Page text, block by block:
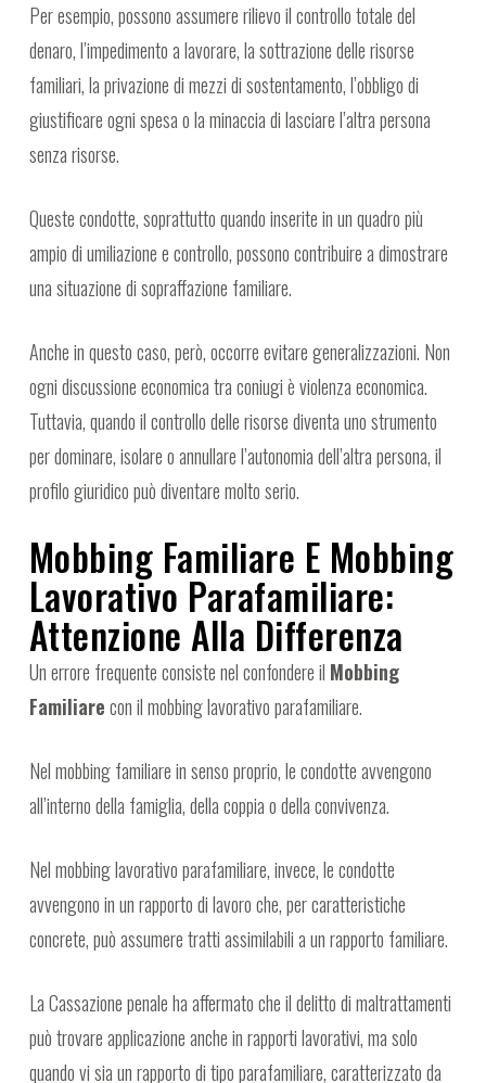
Per esempio, possono assumere rilievo il controllo totale del
denaro, l’impedimento a lavorare, la sottrazione delle risorse
familiari, la privazione di mezzi di sostentamento, l’obbligo di
giustificare ogni spesa o la minaccia di lasciare l’altra persona
senza risorse.
Queste condotte, soprattutto quando inserite in un quadro più
ampio di umiliazione e controllo, possono contribuire a dimostrare
una situazione di sopraffazione familiare.
Anche in questo caso, però, occorre evitare generalizzazioni. Non
ogni discussione economica tra coniugi è violenza economica.
Tuttavia, quando il controllo delle risorse diventa uno strumento
per dominare, isolare o annullare l’autonomia dell’altra persona, il
profilo giuridico può diventare molto serio.
Mobbing Familiare E Mobbing
Lavorativo Parafamiliare:
Attenzione Alla Differenza
Un errore frequente consiste nel confondere il Mobbing
Familiarecon il mobbing lavorativo parafamiliare.
Nel mobbing familiare in senso proprio, le condotte avvengono
all’interno della famiglia, della coppia o della convivenza.
Nel mobbing lavorativo parafamiliare, invece, le condotte
avvengono in un rapporto di lavoro che, per caratteristiche
concrete, può assumere tratti assimilabili a un rapporto familiare.
La Cassazione penale ha affermato che il delitto di maltrattamenti
può trovare applicazione anche in rapporti lavorativi, ma solo
quando vi sia un rapporto di tipo parafamiliare, caratterizzato da